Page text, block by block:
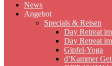
News
Angebot
Specials & Reisen
Day Retreat
Day Retreat
Gipfel-Yoga
d’Kammer